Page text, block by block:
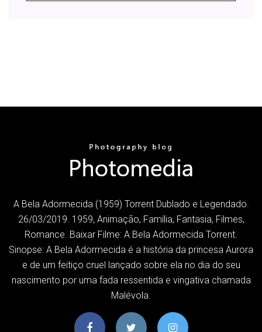
A Bela Adormecida (1959) Torrent Dublado e Legendado.
26/03/2019. 1959, Animação, Família, Fantasia, Filmes,
Romance. Baixar Filme: A Bela Adormecida Torrent.
Sinopse: A Bela Adormecida é a história da princesa Aurora
e de um feitiço cruel lançado sobre ela no dia do seu
nascimento por uma fada ressentida e vingativa chamada
Malévola.